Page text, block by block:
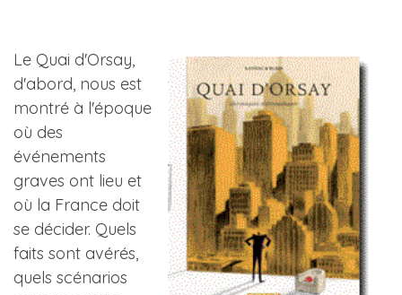
Le Quai d'Orsay,
d'abord, nous est
montré à l'époque
où des
événements
graves ont lieu et
où la France doit
se décider. Quels
faits sont avérés,
quels scénarios